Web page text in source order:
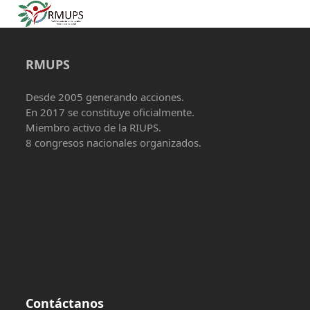
SkipOpen
mobile
menu
Close
mobile
menu
RMUPS
Desde 2005 generando acciones.
En 2017 se constituye oficialmente.
Miembro activo de la RIUPS.
8 congresos nacionales organizados.
Contáctanos